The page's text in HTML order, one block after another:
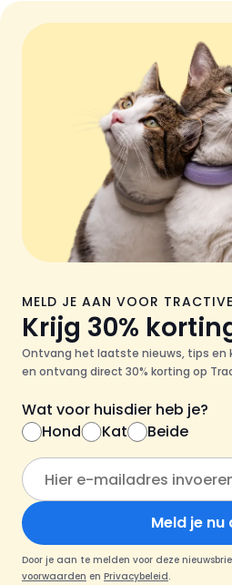
MELD JE AAN VOOR
Krijg 30%
Ontvang het laatste nieuws, tips en
en ontvang direct 30% korting op
Wat voor huisdier heb je?
Hond
Kat Beide
Meld je nu
Door je aan te melden voor deze
voorwaarden en Privacybeleid.